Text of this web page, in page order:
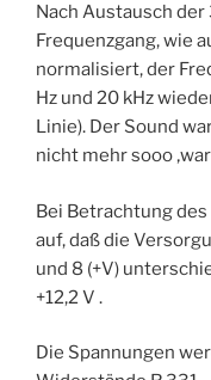
Nach Austausch
Frequenzgang, wie
normalisiert, der
Hz und 20 kHz
Linie). Der Sound
nicht mehr sooo
Bei Betrachtung
auf, daß die
und 8 (+V)
+12,2 V .
Die Spannungen